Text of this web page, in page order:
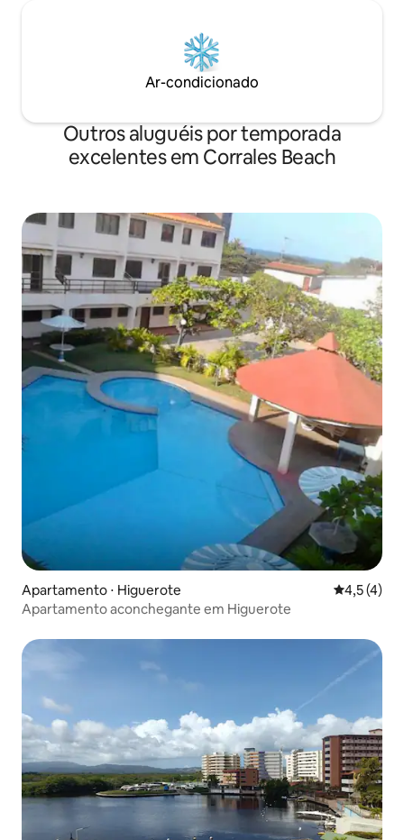
Ar-condicionado
Outros aluguéis por temporada
excelentes em Corrales Beach
Apartamento ⋅ Higuerote 4,5 de
4,5 (4)
Apartamento aconchegante em Higuerote